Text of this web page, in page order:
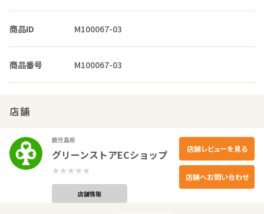
商品ID M100067-03
商品番号 M100067-03
店舗
鹿児島県
グリーンストアECショップ
店舗情報
店舗レビューを見る
店舗へお問い合わせ